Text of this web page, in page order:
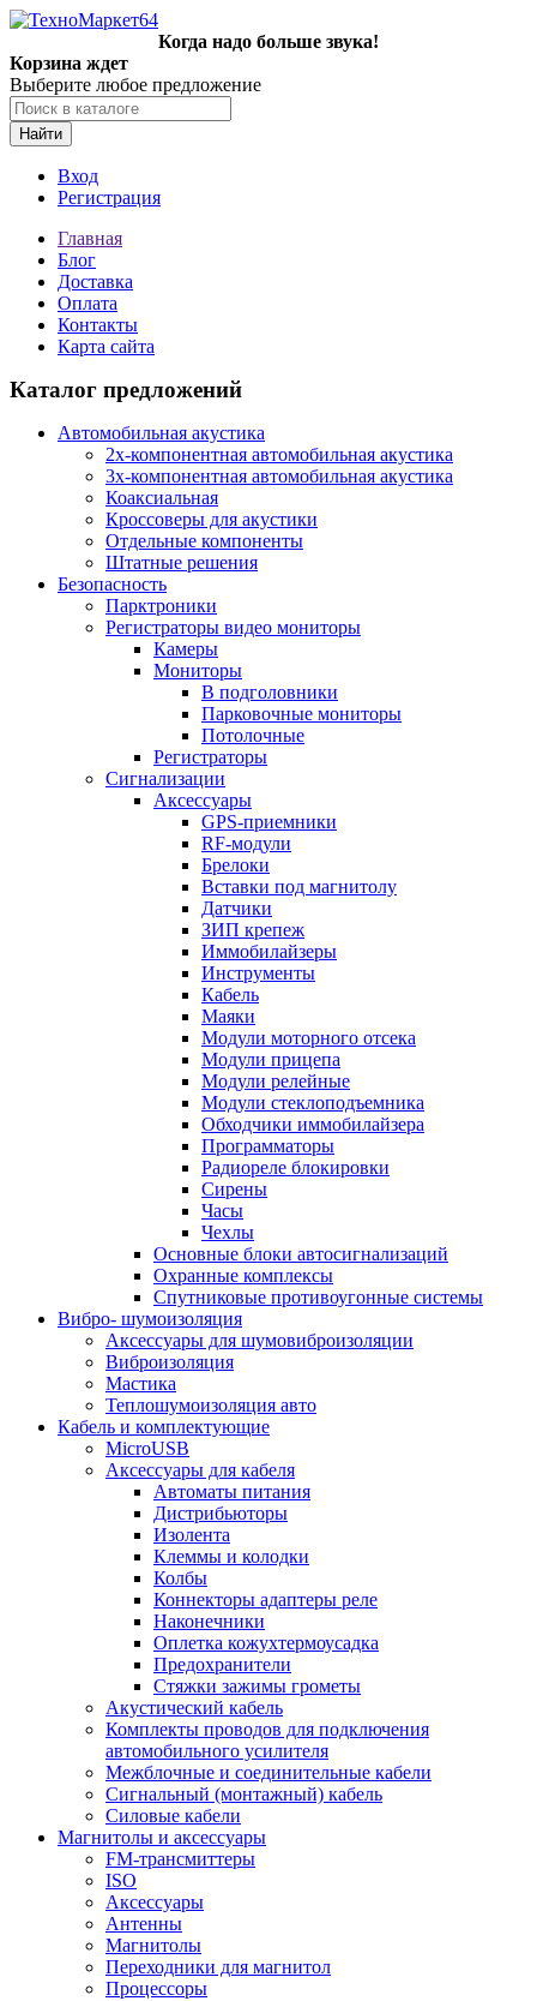
Когда надо больше звука!
Корзина ждет
Выберите любое предложение
Найти
Вход
Регистрация
Главная
Блог
Доставка
Оплата
Контакты
Карта сайта
Каталог предложений
Автомобильная акустика
2х-компонентная автомобильная акустика
3х-компонентная автомобильная акустика
Коаксиальная
Кроссоверы для акустики
Отдельные компоненты
Штатные решения
Безопасность
Парктроники
Регистраторы видео мониторы
Камеры
Мониторы
В подголовники
Парковочные мониторы
Потолочные
Регистраторы
Сигнализации
Аксессуары
GPS-приемники
RF-модули
Брелоки
Вставки под магнитолу
Датчики
ЗИП крепеж
Иммобилайзеры
Инструменты
Кабель
Маяки
Модули моторного отсека
Модули прицепа
Модули релейные
Модули стеклоподъемника
Обходчики иммобилайзера
Программаторы
Радиореле блокировки
Сирены
Часы
Чехлы
Основные блоки автосигнализаций
Охранные комплексы
Спутниковые противоугонные системы
Вибро- шумоизоляция
Аксессуары для шумовиброизоляции
Виброизоляция
Мастика
Теплошумоизоляция авто
Кабель и комплектующие
MicroUSB
Аксессуары для кабеля
Автоматы питания
Дистрибьюторы
Изолента
Клеммы и колодки
Колбы
Коннекторы адаптеры реле
Наконечники
Оплетка кожухтермоусадка
Предохранители
Стяжки зажимы грометы
Акустический кабель
Комплекты проводов для подключения
автомобильного усилителя
Межблочные и соединительные кабели
Сигнальный (монтажный) кабель
Силовые кабели
Магнитолы и аксессуары
FM-трансмиттеры
ISO
Аксессуары
Антенны
Магнитолы
Переходники для магнитол
Процессоры